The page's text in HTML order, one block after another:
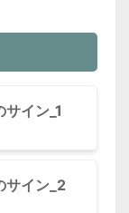
イン_1
サイン_2